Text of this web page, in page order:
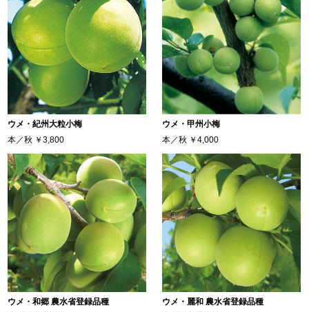
ウメ・紀州大粒小梅
本／秋 ￥3,800
ウメ・甲州小梅
本／秋 ￥4,000
ウメ・和郷 農水省登録品種
ウメ・麗和 農水省登録品種